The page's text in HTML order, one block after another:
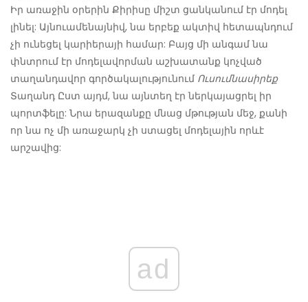
Իր առաջին օրերին Քիրիսը միշտ ցանկանում էր մոդել
լինել: Այնուամենայնիվ, նա երբեք ակտիվ հետապնդում
չի ունեցել կարիերայի համար: Բայց մի անգամ նա
փնտրում էր մոդելավորման աշխատանք կոչված
տաղանդավոր գործակալությունում Ուսումնասիրեք
Տաղանդ Ըստ այդմ, նա այնտեղ էր ներկայացրել իր
պորտֆելը: Նրա երազանքը մնաց մթության մեջ, քանի
որ նա ոչ մի առաջարկ չի ստացել մոդելային որևէ
արշավից:
ad